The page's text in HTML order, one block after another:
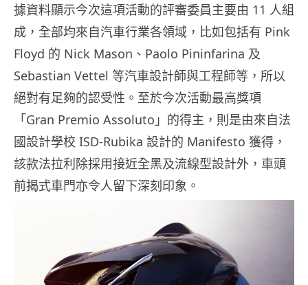
據資料顯示今次這項活動的評審委員主要由 11 人組
成，全部均來自汽車行業各領域，比如包括有 Pink
Floyd 的 Nick Mason、Paolo Pininfarina 及
Sebastian Vettel 等汽車設計師與工程師等，所以
絕對有足夠的認受性。至於今次活動最高獎項
「Gran Premio Assoluto」的得主，則是由來自法
國設計學校 ISD-Rubika 設計的 Manifesto 獲得，
該款法拉利除採用接近全黑及流線型設計外，車頭
前揭式車門亦令人留下深刻印象。